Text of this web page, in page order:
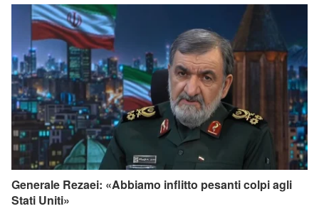
Generale Rezaei: «Abbiamo inflitto pesanti colpi agli
Stati Uniti»